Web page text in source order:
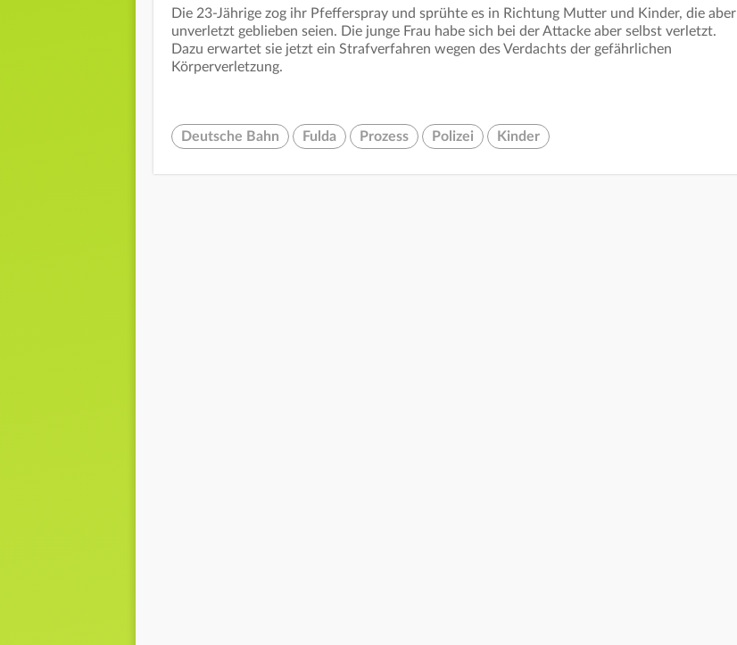
Die 23-Jährige zog ihr Pfefferspray und sprühte es in Richtung Mutter und Kinder, die aber
unverletzt geblieben seien. Die junge Frau habe sich bei der Attacke aber selbst verletzt.
Dazu erwartet sie jetzt ein Strafverfahren wegen des Verdachts der gefährlichen
Körperverletzung.
Deutsche Bahn Fulda Prozess Polizei Kinder